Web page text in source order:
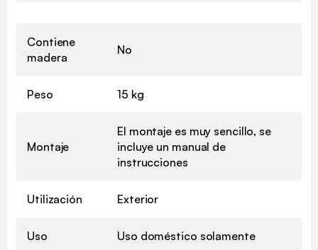
Contiene
madera
No
Peso 15 kg
Montaje
El montaje es muy sencillo, se
incluye un manual de
instrucciones
Utilización Exterior
Uso Uso doméstico solamente